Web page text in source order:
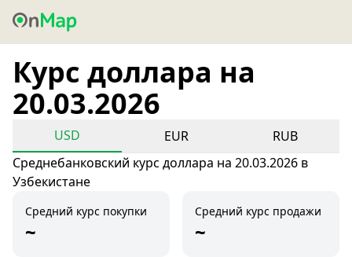
Курс доллара на
20.03.2026
USD EUR
RUB
Среднебанковский курс доллара на 20.03.2026 в
Узбекистане
Средний курс покупки
~
Средний курс продажи
~